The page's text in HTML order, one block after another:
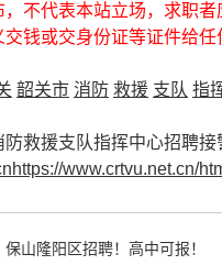
不代表本站立场，求职
钱或交身份证等证件给任
韶关市 消防 救援 支队 指
防救援支队指挥中心招聘接
www.crtvu.net.cn/
保山隆阳区招聘！高中可报！